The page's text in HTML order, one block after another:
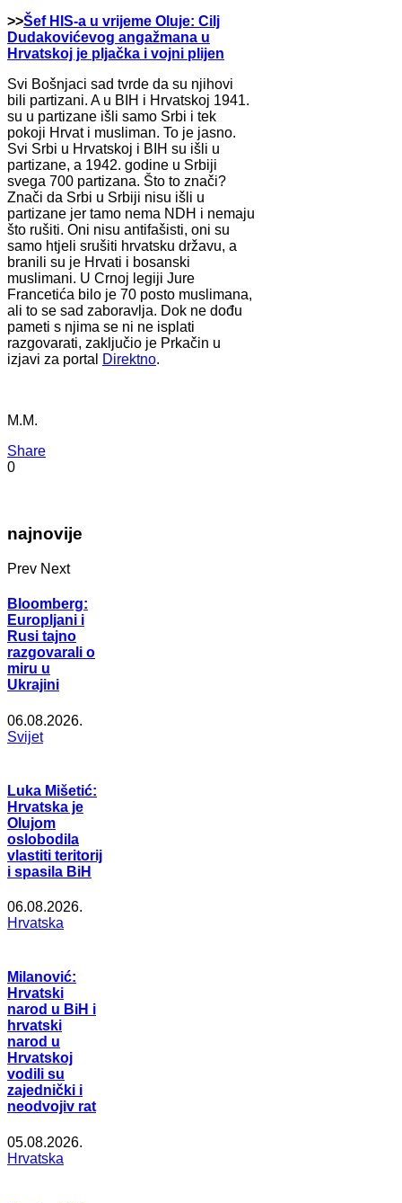
>>Šef HIS-a u vrijeme Oluje: Cilj
Dudakovićevog angažmana u
Hrvatskoj je pljačka i vojni plijen
Svi Bošnjaci sad tvrde da su njihovi
bili partizani. A u BIH i Hrvatskoj 1941.
su u partizane išli samo Srbi i tek
pokoji Hrvat i musliman. To je jasno.
Svi Srbi u Hrvatskoj i BIH su išli u
partizane, a 1942. godine u Srbiji
svega 700 partizana. Što to znači?
Znači da Srbi u Srbiji nisu išli u
partizane jer tamo nema NDH i nemaju
što rušiti. Oni nisu antifašisti, oni su
samo htjeli srušiti hrvatsku državu, a
branili su je Hrvati i bosanski
muslimani. U Crnoj legiji Jure
Francetića bilo je 70 posto muslimana,
ali to se sad zaboravlja. Dok ne dođu
pameti s njima se ni ne isplati
razgovarati, zaključio je Prkačin u
izjavi za portal
Direktno.
M.M.
Share
0
najnovije
Prev Next
Bloomberg:
Europljani i
Rusi tajno
razgovarali o
miru u
Ukrajini
06.08.2026.
Svijet
Luka Mišetić:
Hrvatska je
Olujom
oslobodila
vlastiti teritorij
i spasila BiH
06.08.2026.
Hrvatska
Milanović:
Hrvatski
narod u BiH i
hrvatski
narod u
Hrvatskoj
vodili su
zajednički i
neodvojiv rat
05.08.2026.
Hrvatska